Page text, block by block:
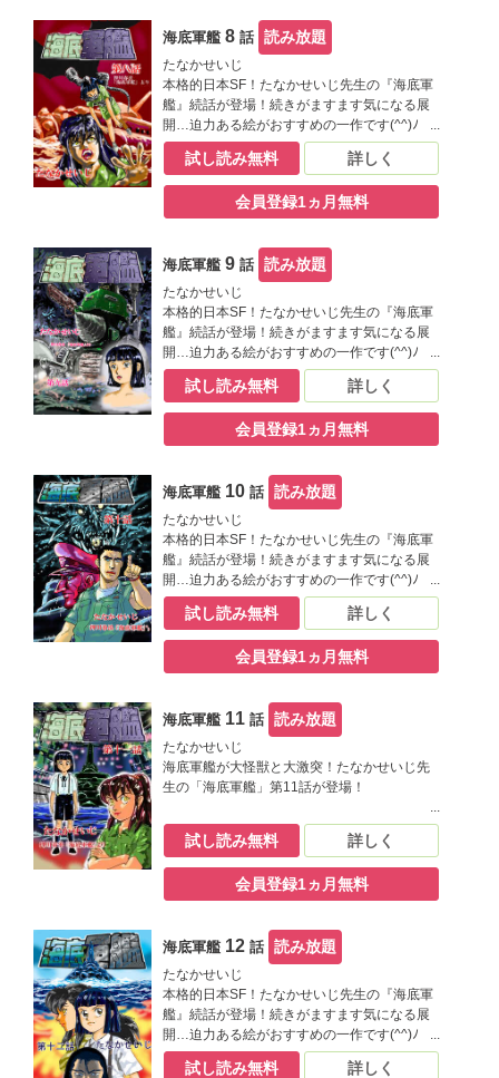
海底軍艦8話 読み放題
たなかせいじ
本格的日本SF！たなかせいじ先生の『海底軍
艦』続話が登場！続きがますます気になる展
開…迫力ある絵がおすすめの一作です(^^)ﾉ
試し読み無料 詳しく
会員登録1ヵ月無料
海底軍艦9話 読み放題
たなかせいじ
本格的日本SF！たなかせいじ先生の『海底軍
艦』続話が登場！続きがますます気になる展
開…迫力ある絵がおすすめの一作です(^^)ﾉ
試し読み無料 詳しく
会員登録1ヵ月無料
海底軍艦 10話 読み放題
たなかせいじ
本格的日本SF！たなかせいじ先生の『海底軍
艦』続話が登場！続きがますます気になる展
開…迫力ある絵がおすすめの一作です(^^)ﾉ
試し読み無料 詳しく
会員登録1ヵ月無料
海底軍艦 11話 読み放題
たなかせいじ
海底軍艦が大怪獣と大激突！たなかせいじ先
生の「海底軍艦」第11話が登場！
試し読み無料 詳しく
会員登録1ヵ月無料
海底軍艦 12話 読み放題
たなかせいじ
本格的日本SF！たなかせいじ先生の『海底軍
艦』続話が登場！続きがますます気になる展
開…迫力ある絵がおすすめの一作です(^^)ﾉ
試し読み無料 詳しく